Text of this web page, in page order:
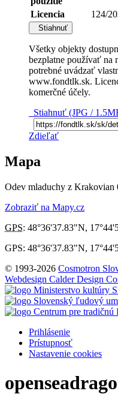
Licencia
124/
Stiahnuť
Všetky objekty
bezplatne používať na
potrebné uvádzať
www.fondtlk.sk.
komerčné účely.
Stiahnuť (JPG /
Zdieľať
Mapa
Odev mladuchy z Krakovian
Zobraziť na Mapy.cz
GPS: 48°36'37.83"N,
GPS: 48°36'37.83"N,
© 1993-2026 Cosmotron
Webdesign Calder Design
Prihlásenie
Prístupnosť
Nastavenie cookies